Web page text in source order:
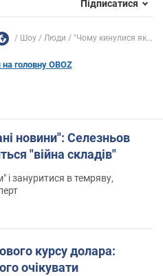
Підписатися
Шоу Люди "Чому кинулися як...
головну OBOZ
новини": Селезньов
"війна складів"
зануритися в темряву,
курсу долара:
очікувати